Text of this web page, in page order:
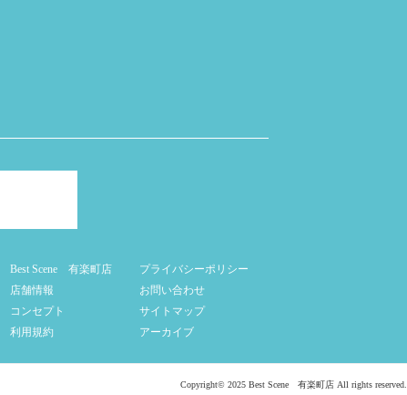
Best Scene 有楽町店
店舗情報
コンセプト
利用規約
プライバシーポリシー
お問い合わせ
サイトマップ
アーカイブ
Copyright© 2025 Best Scene 有楽町店 All rights reserved.